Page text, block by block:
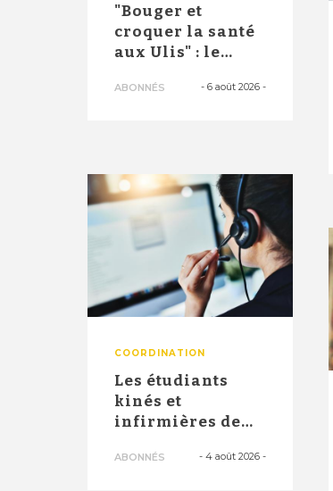
"Bouger et
croquer la santé
aux Ulis" : le
innovant d'un
ABONNÉS - 6 août 2026-
COORDINATION
Les étudiants
kinés et
infirmières de
officiellement
ABONNÉS - 4 août 2026-